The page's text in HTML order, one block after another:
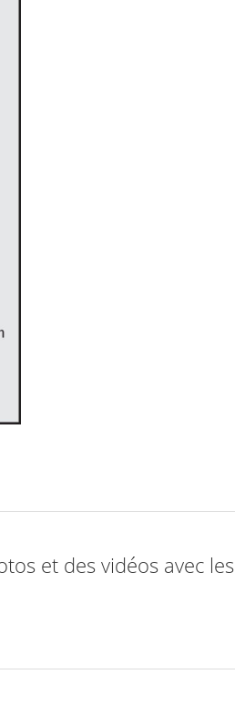
et des vidéos avec les